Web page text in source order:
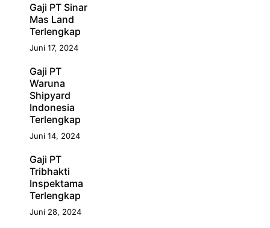
Gaji PT Sinar
Mas Land
Terlengkap
Juni 17, 2024
Gaji PT
Waruna
Shipyard
Indonesia
Terlengkap
Juni 14, 2024
Gaji PT
Tribhakti
Inspektama
Terlengkap
Juni 28, 2024